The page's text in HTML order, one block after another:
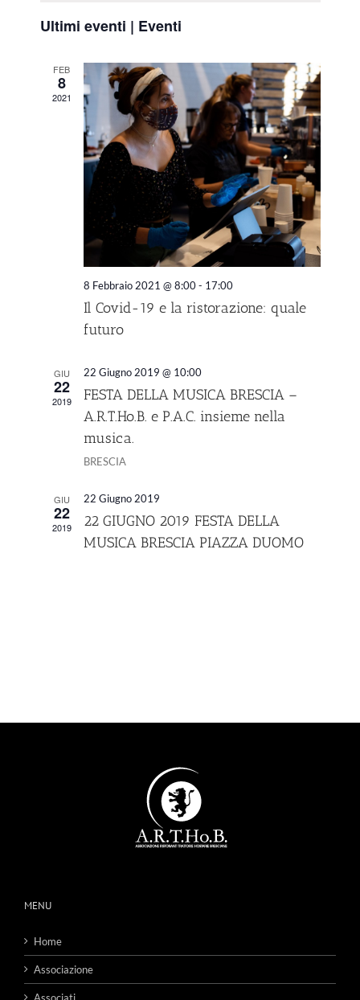
Ultimi eventi | Eventi
FEB
8
2021
8 Febbraio 2021 @ 8:00- 17:00
Il Covid-19 e la ristorazione: quale
futuro
GIU
22
2019
22 Giugno 2019 @ 10:00
FESTA DELLA MUSICA BRESCIA –
A.R.T.Ho.B. e P.A.C. insieme nella
musica.
BRESCIA
GIU
22
2019
22 Giugno 2019
22 GIUGNO 2019 FESTA DELLA
MUSICA BRESCIA PIAZZA DUOMO
MENU
Home
Associazione